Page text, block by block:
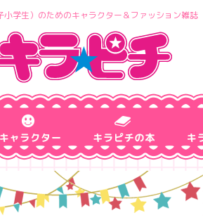
小学生）のためのキャラクター＆ファッション雑誌